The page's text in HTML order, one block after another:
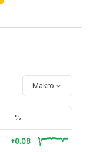
Makro
%
+0.08